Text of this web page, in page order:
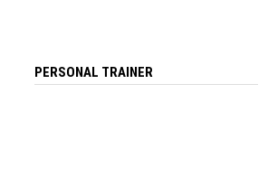
PERSONAL TRAINER